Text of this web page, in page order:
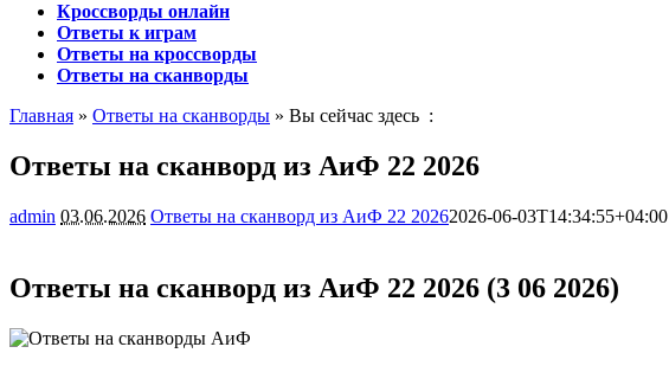
Кроссворды онлайн
Ответы к играм
Ответы на кроссворды
Ответы на сканворды
Главная » Ответы на сканворды » Вы сейчас здесь :
Ответы на сканворд из АиФ 22 2026
admin 03.06.2026 Ответы на сканворд из АиФ 22 20262026-06-03T14:34:55+04:00
Ответы на сканворд из АиФ 22 2026 (3 06 2026)